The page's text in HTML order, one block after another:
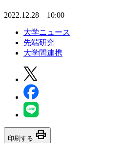
2022.12.28 10:00
大学ニュース
先端研究
大学間連携
印刷する print